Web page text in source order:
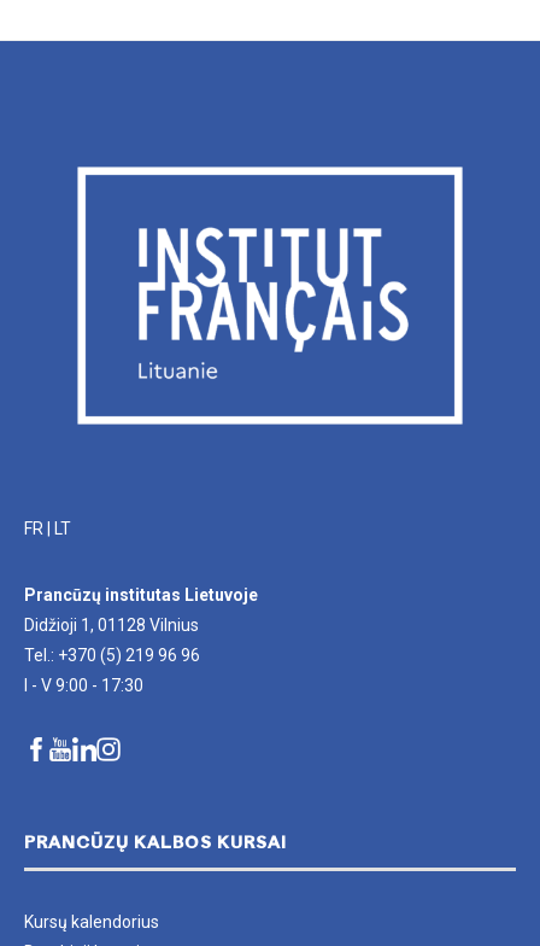
FR LT
Prancūzų institutas Lietuvoje
Didžioji 1, 01128 Vilnius
Tel.: +370 (5) 219 96 96
I - V 9:00 - 17:30
PRANCŪZŲ KALBOS KURSAI
Kursų kalendorius